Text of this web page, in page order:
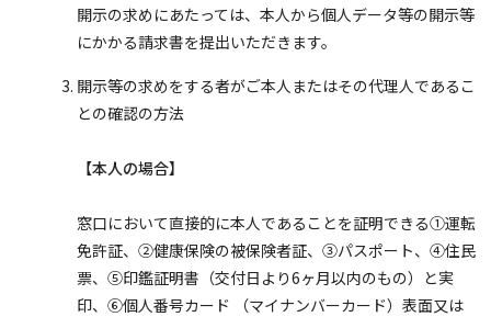
開示の求めにあたっては、本人から個人データ等の開示等
にかかる請求書を提出いただきます。
開示等の求めをする者がご本人またはその代理人であるこ
との確認の方法
【本人の場合】
窓口において直接的に本人であることを証明できる①運転
免許証、②健康保険の被保険者証、③パスポート、④住民
票、⑤印鑑証明書（交付日より6ヶ月以内のもの）と実
印、⑥個人番号カード （マイナンバーカード）表面又は